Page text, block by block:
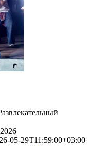
05-29T11:59:00+03:00